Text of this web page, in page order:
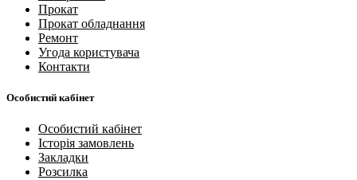
Прокат
Прокат обладнання
Ремонт
Угода користувача
Контакти
Особистий кабінет
Особистий кабінет
Історія замовлень
Закладки
Розсилка